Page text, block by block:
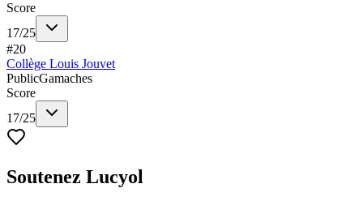
Score
17/25
#20
Collège Louis Jouvet
PublicGamaches
Score
17/25
Soutenez Lucyol